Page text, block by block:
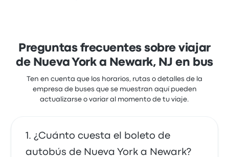
Preguntas frecuentes sobre viajar
de Nueva York a Newark, NJ en bus
Ten en cuenta que los horarios, rutas o detalles de la
empresa de buses que se muestran aquí pueden
actualizarse o variar al momento de tu viaje.
¿Cuánto cuesta el boleto de
autobús de Nueva York a Newark?